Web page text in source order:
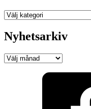
Programnyheter
Nyhetsarkiv
Nyhetsarkiv